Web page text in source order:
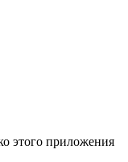
этого приложения